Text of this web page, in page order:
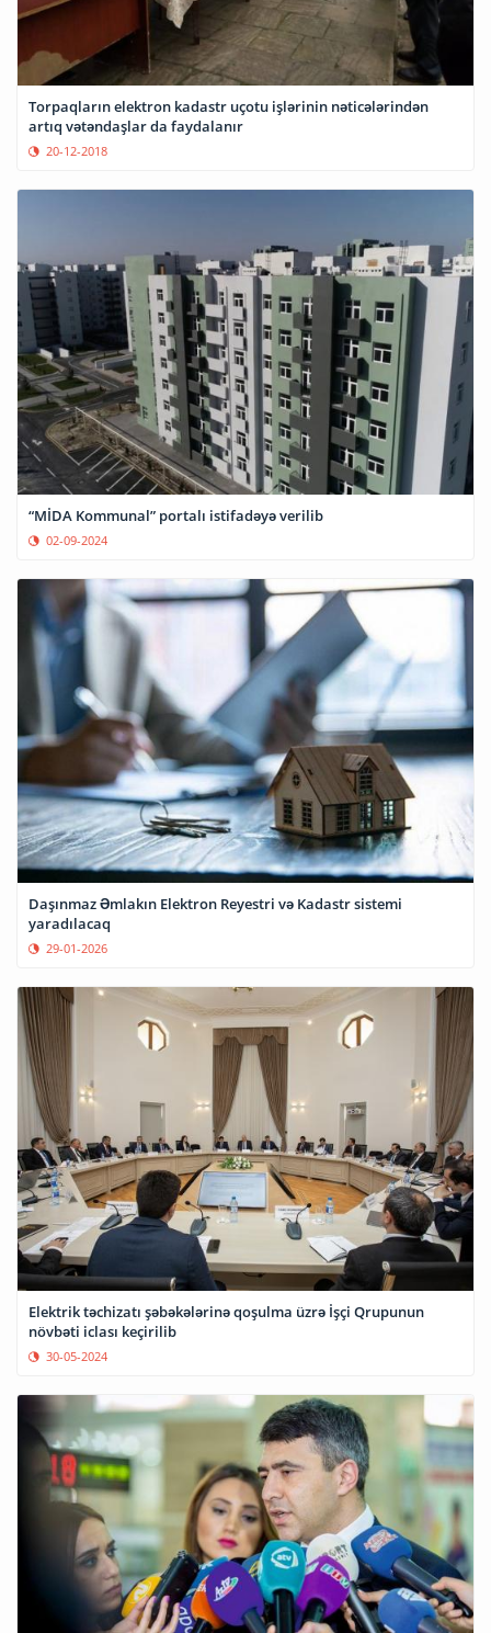
Torpaqların elektron kadastr uçotu işlərinin nəticələrindən
artıq vətəndaşlar da faydalanır
20-12-2018
“MİDA Kommunal” portalı istifadəyə verilib
02-09-2024
Daşınmaz Əmlakın Elektron Reyestri və Kadastr sistemi
yaradılacaq
29-01-2026
Elektrik təchizatı şəbəkələrinə qoşulma üzrə İşçi Qrupunun
növbəti iclası keçirilib
30-05-2024